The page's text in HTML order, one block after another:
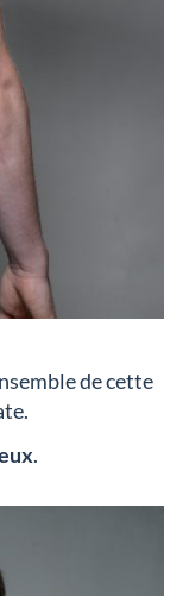
de cette
.